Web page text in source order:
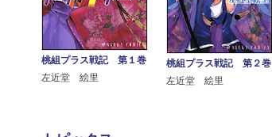
桃組プラス戦記 第１巻
左近堂 絵里
桃組プラス戦記 第２巻
左近堂 絵里